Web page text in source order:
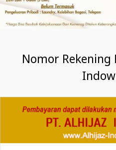
Nomor Rekening